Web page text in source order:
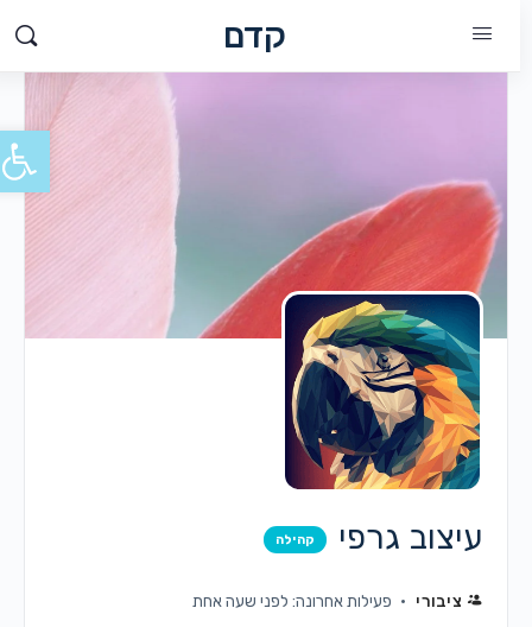
קדם
עיצוב גרפי קהילה
ציבורי
פעילות אחרונה: לפני שעה אחת
פתח